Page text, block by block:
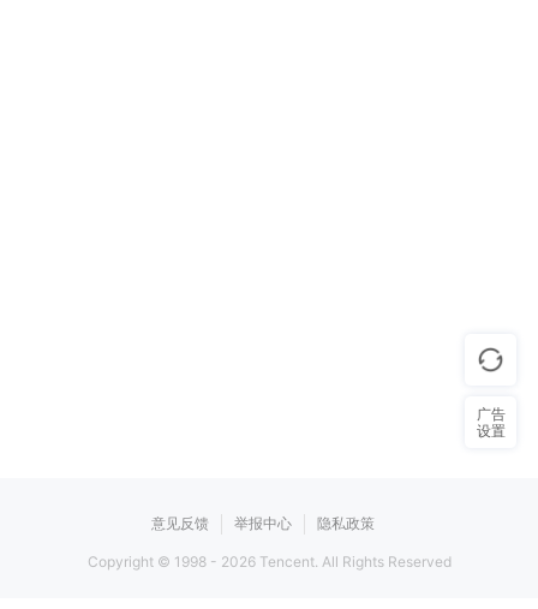
意见反馈 举报中心 隐私政策
Copyright © 1998 - 2026Tencent. All Rights Reserved
广告
设置